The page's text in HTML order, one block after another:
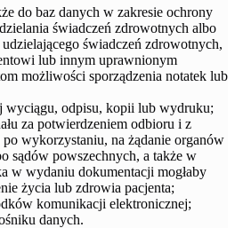
do baz danych w zakresie ochrony
świadczeń zdrowotnych albo
świadczeń zdrowotnych,
lub innym uprawnionym
możliwości sporządzenia notatek lub
wyciągu, odpisu, kopii lub wydruku;
za potwierdzeniem odbioru i z
po wykorzystaniu, na żądanie organów
sądów powszechnych, a także w
w wydaniu dokumentacji mogłaby
życia lub zdrowia pacjenta;
komunikacji elektronicznej;
danych.